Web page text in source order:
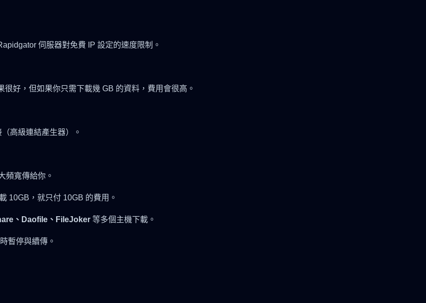
伺服器對免費 IP 設定的速度限制。
很好，但如果你只需下載幾 GB 的資料，費用會很高。
高級連結產生器）。
頻寬傳給你。
10GB，就只付 10GB 的費用。
、Daofile、FileJoker 等多個主機下載。
暫停與續傳。